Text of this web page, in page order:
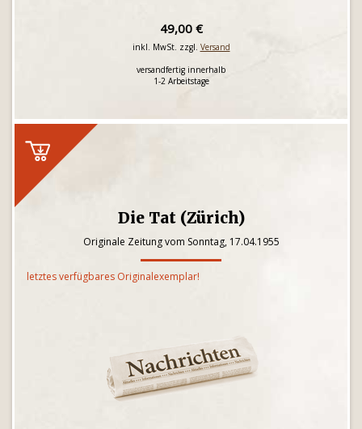
49,00 €
inkl. MwSt. zzgl. Versand
versandfertig innerhalb
1-2 Arbeitstage
Die Tat (Zürich)
Originale Zeitung vom Sonntag, 17.04.1955
letztes verfügbares Originalexemplar!